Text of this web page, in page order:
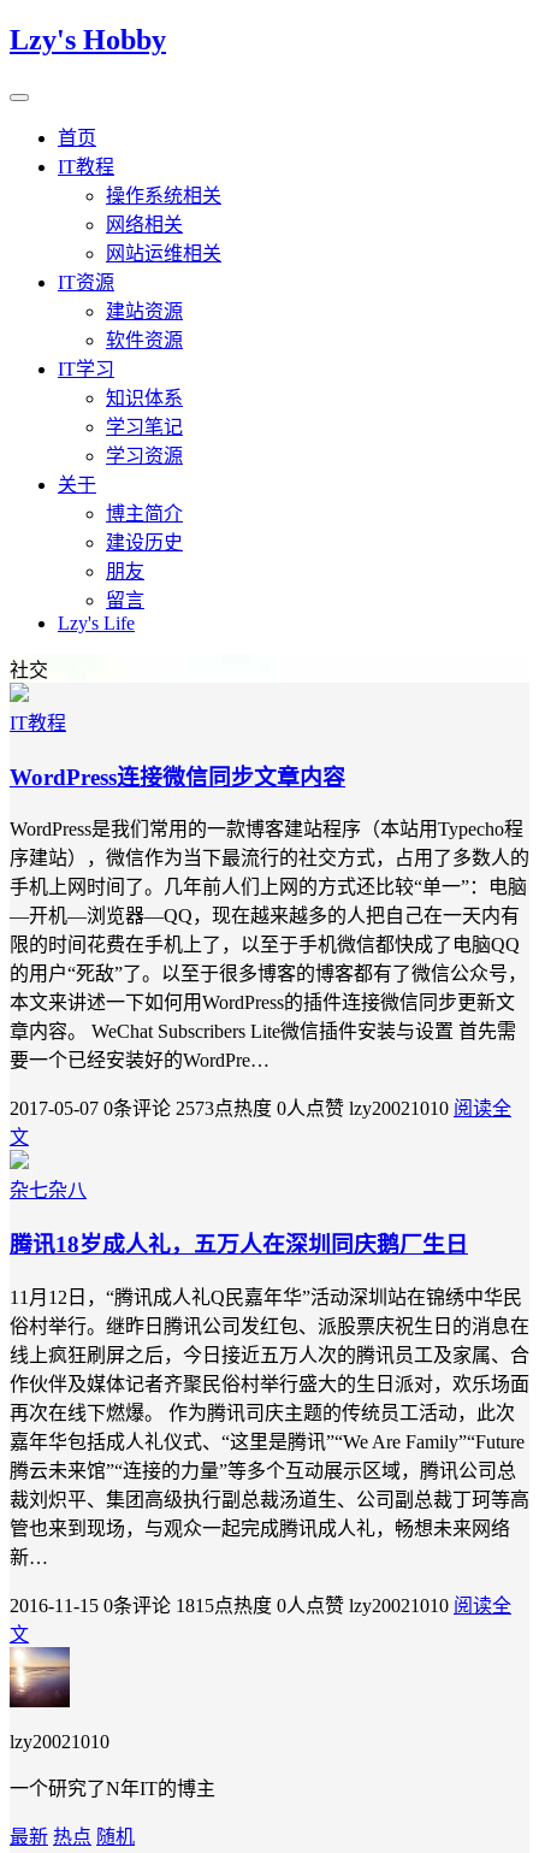
Lzy's Hobby
首页
IT教程
操作系统相关
网络相关
网站运维相关
IT资源
建站资源
软件资源
IT学习
知识体系
学习笔记
学习资源
关于
博主简介
建设历史
朋友
留言
Lzy's Life
社交
IT教程
WordPress连接微信同步文章内容
WordPress是我们常用的一款博客建站程序（本站用Typecho程
序建站），微信作为当下最流行的社交方式，占用了多数人的
手机上网时间了。几年前人们上网的方式还比较“单一”：电脑
—开机—浏览器—QQ，现在越来越多的人把自己在一天内有
限的时间花费在手机上了，以至于手机微信都快成了电脑QQ
的用户“死敌”了。以至于很多博客的博客都有了微信公众号，
本文来讲述一下如何用WordPress的插件连接微信同步更新文
章内容。 WeChat Subscribers Lite微信插件安装与设置 首先需
要一个已经安装好的WordPre…
2017-05-07 0条评论 2573点热度 0人点赞 lzy20021010 阅读全
文
杂七杂八
腾讯18岁成人礼，五万人在深圳同庆鹅厂生日
11月12日，“腾讯成人礼Q民嘉年华”活动深圳站在锦绣中华民
俗村举行。继昨日腾讯公司发红包、派股票庆祝生日的消息在
线上疯狂刷屏之后，今日接近五万人次的腾讯员工及家属、合
作伙伴及媒体记者齐聚民俗村举行盛大的生日派对，欢乐场面
再次在线下燃爆。 作为腾讯司庆主题的传统员工活动，此次
嘉年华包括成人礼仪式、“这里是腾讯”“We Are Family”“Future
腾云未来馆”“连接的力量”等多个互动展示区域，腾讯公司总
裁刘炽平、集团高级执行副总裁汤道生、公司副总裁丁珂等高
管也来到现场，与观众一起完成腾讯成人礼，畅想未来网络
新…
2016-11-15 0条评论 1815点热度 0人点赞 lzy20021010 阅读全
文
lzy20021010
一个研究了N年IT的博主
最新 热点 随机